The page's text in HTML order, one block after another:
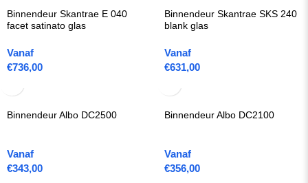
Binnendeur Skantrae E 040
facet satinato glas
Vanaf
€736,00
Binnendeur Skantrae SKS 240
blank glas
Vanaf
€631,00
Binnendeur Albo DC2500
Vanaf
€343,00
Binnendeur Albo DC2100
Vanaf
€356,00